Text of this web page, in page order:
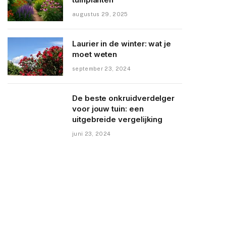
augustus 29, 2025
Laurier in de winter: wat je
moet weten
september 23, 2024
De beste onkruidverdelger
voor jouw tuin: een
uitgebreide vergelijking
juni 23, 2024